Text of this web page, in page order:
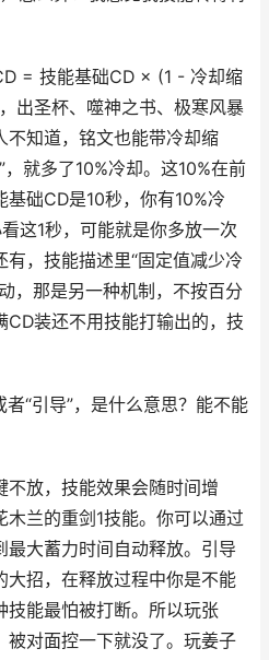
= 技能基础CD × (1 - 冷却缩
出圣杯、噬神之书、极寒风暴
不知道，铭文也能带冷却缩
就多了10%冷却。这10%在前
础CD是10秒，你有10%冷
这1秒，可能就是你多放一次
，技能描述里“固定值减少冷
，那是另一种机制，不按百分
CD装还不用技能打输出的，技
“引导”，是什么意思？能不能
不放，技能效果会随时间增
兰的重剑1技能。你可以通过
大蓄力时间自动释放。引导
大招，在释放过程中你是不能
技能最怕被打断。所以玩张
被对面控一下就没了。玩姜子